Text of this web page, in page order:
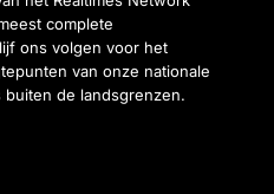
complete
ons volgen voor het
van onze nationale
de landsgrenzen.